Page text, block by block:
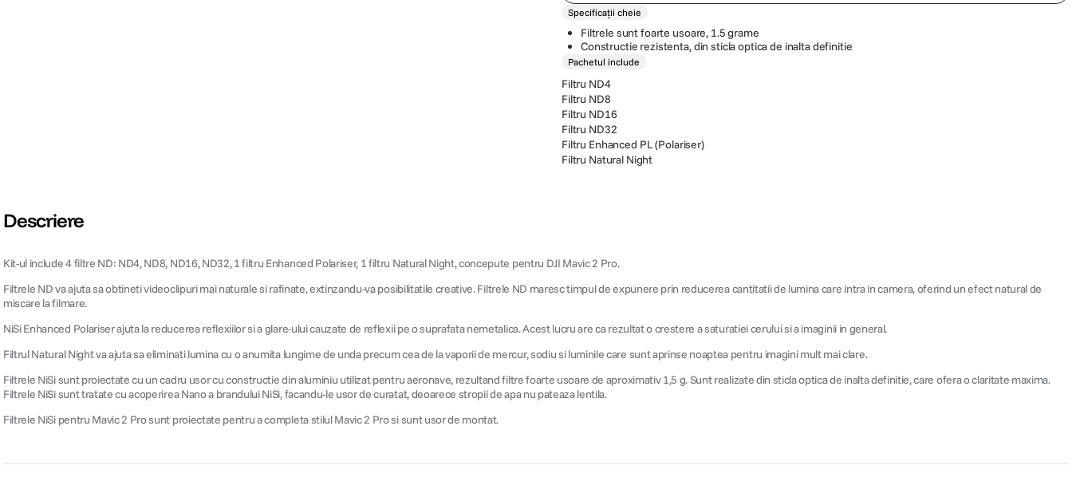
Specificații cheie
Filtrele sunt foarte usoare, 1.5 grame
Constructie rezistenta, din sticla optica de inalta definitie
Pachetul include
Filtru ND4
Filtru ND8
Filtru ND16
Filtru ND32
Filtru Enhanced PL (Polariser)
Filtru Natural Night
Descriere
Kit-ul include 4 filtre ND: ND4, ND8, ND16, ND32, 1 filtru Enhanced Polariser, 1 filtru Natural Night, concepute pentru DJI Mavic 2 Pro.
Filtrele ND va ajuta sa obtineti videoclipuri mai naturale si rafinate, extinzandu-va posibilitatile creative. Filtrele ND maresc timpul de expunere prin reducerea cantitatii de lumina care intra in camera, oferind un efect natural de
miscare la filmare.
NiSi Enhanced Polariser ajuta la reducerea reflexiilor si a glare-ului cauzate de reflexii pe o suprafata nemetalica. Acest lucru are ca rezultat o crestere a saturatiei cerului si a imaginii in general.
Filtrul Natural Night va ajuta sa eliminati lumina cu o anumita lungime de unda precum cea de la vaporii de mercur, sodiu si luminile care sunt aprinse noaptea pentru imagini mult mai clare.
Filtrele NiSi sunt proiectate cu un cadru usor cu constructie din aluminiu utilizat pentru aeronave, rezultand filtre foarte usoare de aproximativ 1,5 g. Sunt realizate din sticla optica de inalta definitie, care ofera o claritate maxima.
Filtrele NiSi sunt tratate cu acoperirea Nano a brandului NiSi, facandu-le usor de curatat, deoarece stropii de apa nu pateaza lentila.
Filtrele NiSi pentru Mavic 2 Pro sunt proiectate pentru a completa stilul Mavic 2 Pro si sunt usor de montat.